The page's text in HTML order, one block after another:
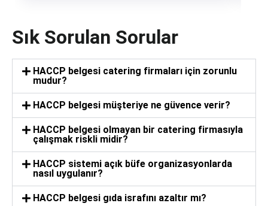
Sık Sorulan Sorular
HACCP belgesi catering firmaları için zorunlu
mudur?
HACCP belgesi müşteriye ne güvence verir?
HACCP belgesi olmayan bir catering firmasıyla
çalışmak riskli midir?
HACCP sistemi açık büfe organizasyonlarda
nasıl uygulanır?
HACCP belgesi gıda israfını azaltır mı?